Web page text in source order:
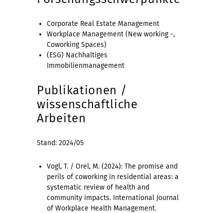
Corporate Real Estate Management
Workplace Management (New working -,
Coworking Spaces)
(ESG) Nachhaltiges
Immobilienmanagement
Publikationen /
wissenschaftliche
Arbeiten
Stand: 2024/05
Vogl, T. / Orel, M. (2024): The promise and
perils of coworking in residential areas: a
systematic review of health and
community impacts. International Journal
of Workplace Health Management.